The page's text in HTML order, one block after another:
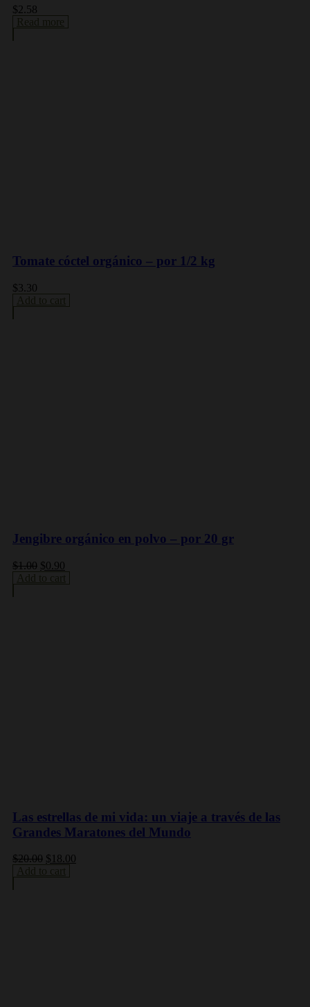
$2.58
Read more
Tomate cóctel orgánico – por 1/2 kg
$ 3.30
Add to cart
Jengibre orgánico en polvo – por 20 gr
$1.00 $0.90
Add to cart
Las estrellas de mi vida: un viaje a través de las
Grandes Maratones del Mundo
$20.00 $ 18.00
Add to cart